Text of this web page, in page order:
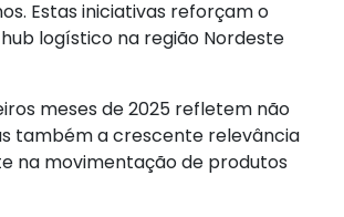
Estas iniciativas reforçam o
logístico na região Nordeste
meses de 2025 refletem não
também a crescente relevância
na movimentação de produtos